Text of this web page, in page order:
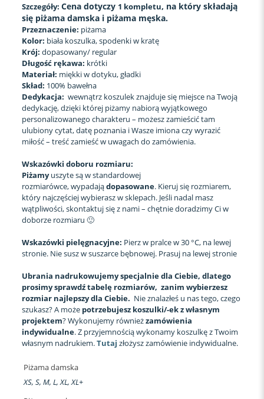
Szczegóły: Cena dotyczy 1 kompletu, na który składają
się piżama damska i piżama męska.
Przeznaczenie: piżama
Kolor: biała koszulka, spodenki w kratę
Krój: dopasowany/ regular
Długość rękawa: krótki
Materiał: miękki w dotyku, gładki
Skład: 100% bawełna
Dedykacja: wewnątrz koszulek znajduje się miejsce na Twoją
dedykację, dzięki której piżamy nabiorą wyjątkowego
personalizowanego charakteru – możesz zamieścić tam
ulubiony cytat, datę poznania i Wasze imiona czy wyrazić
miłość – treść zamieść w uwagach do zamówienia.
Wskazówki doboru rozmiaru:
Piżamyuszyte są w standardowej
rozmiarówce, wypadajądopasowane. Kieruj się rozmiarem,
który najczęściej wybierasz w sklepach. Jeśli nadal masz
wątpliwości, skontaktuj się z nami – chętnie doradzimy Ci w
doborze rozmiaru 🙂
Wskazówki pielęgnacyjne: Pierz w pralce w 30 °C, na lewej
stronie. Nie susz w suszarce bębnowej. Prasuj na lewej stronie
Ubrania nadrukowujemy specjalnie dla Ciebie, dlatego
prosimy sprawdź tabelę rozmiarów, zanim wybierzesz
rozmiar najlepszy dla Ciebie. Nie znalazłeś u nas tego, czego
szukasz? A może potrzebujesz koszulki/-ek z własnym
projektem? Wykonujemy równieżzamówienia
indywidualne. Z przyjemnością wykonamy koszulkę z Twoim
własnym nadrukiem.Tutaj złożysz zamówienie indywidualne.
Piżama damska
XS, S, M, L, XL, XL+